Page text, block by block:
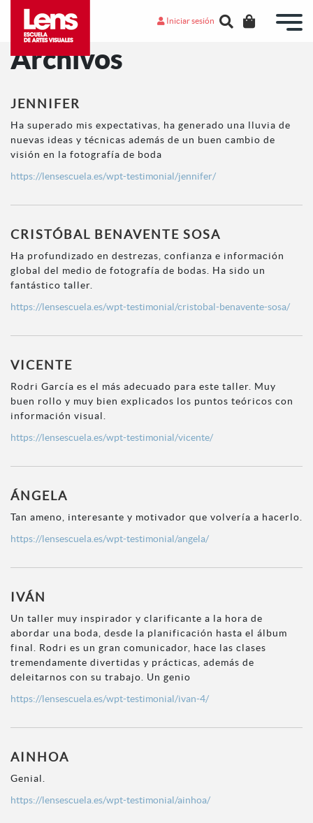
Iniciar sesión
Archivos
JENNIFER
Ha superado mis expectativas, ha generado una lluvia de
nuevas ideas y técnicas además de un buen cambio de
visión en la fotografía de boda
https://lensescuela.es/wpt-testimonial/jennifer/
CRISTÓBAL BENAVENTE SOSA
Ha profundizado en destrezas, confianza e información
global del medio de fotografía de bodas. Ha sido un
fantástico taller.
https://lensescuela.es/wpt-testimonial/cristobal-benavente-sosa/
VICENTE
Rodri García es el más adecuado para este taller. Muy
buen rollo y muy bien explicados los puntos teóricos con
información visual.
https://lensescuela.es/wpt-testimonial/vicente/
ÁNGELA
Tan ameno, interesante y motivador que volvería a hacerlo.
https://lensescuela.es/wpt-testimonial/angela/
IVÁN
Un taller muy inspirador y clarificante a la hora de
abordar una boda, desde la planificación hasta el álbum
final. Rodri es un gran comunicador, hace las clases
tremendamente divertidas y prácticas, además de
deleitarnos con su trabajo. Un genio
https://lensescuela.es/wpt-testimonial/ivan-4/
AINHOA
Genial.
https://lensescuela.es/wpt-testimonial/ainhoa/